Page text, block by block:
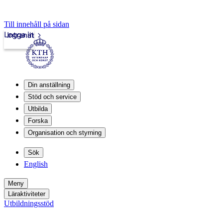
Till innehåll på sidan
Intranät
Logga in
Din anställning
Stöd och service
Utbilda
Forska
Organisation och styrning
Sök
English
Meny
Läraktiviteter
Utbildningsstöd